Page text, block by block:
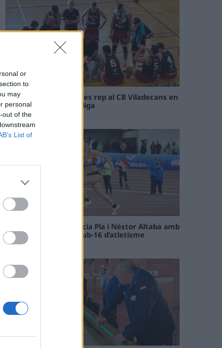
or
to
may
personal
out of the
List of
El Cantaires amb baixes rep al CB Viladecans en
el tram decisiu de la lliga
09 maig 2026
Paula Sintorres, Patrícia Pla i Néstor Altaba amb
la selecció catalana sub-16 d’atletisme
08 maig 2026